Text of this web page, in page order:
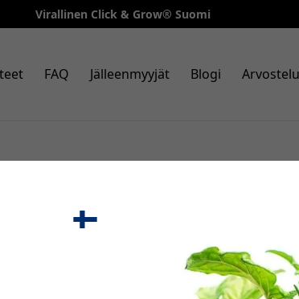
Virallinen Click & Grow® Suomi
FAQ Jälleenmyyjät Blogi
helppoon sisäkasvatukseen
kehittyneisiin Click & Grow 25 -järjestelmiin -
kasvattamista kotona.
HydroVase | Älykkäät
Smart Garden Refill 9-pack